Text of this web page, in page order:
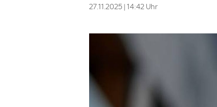
27.11.2025 | 14:42 Uhr